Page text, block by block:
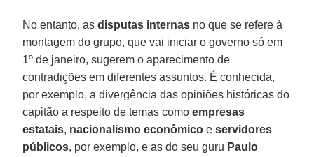
No entanto, asdisputas internas no que se refere à
montagem do grupo, que vai iniciar o governo só em
1º de janeiro, sugerem o aparecimento de
contradições em diferentes assuntos. É conhecida,
por exemplo, a divergência das opiniões históricas do
capitão a respeito de temas comoempresas
estatais, nacionalismo econômico eservidores
públicos, por exemplo, e as do seu guru Paulo